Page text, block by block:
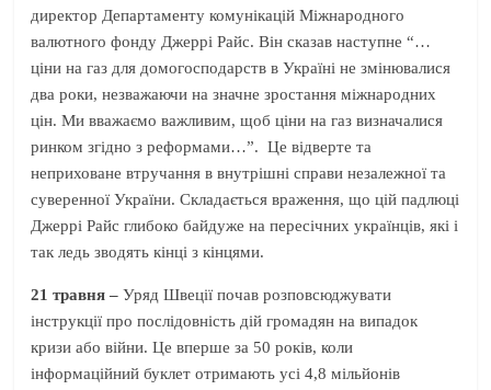
директор Департаменту комунікацій Міжнародного
валютного фонду Джеррі Райс. Він сказав наступне “…
ціни на газ для домогосподарств в Україні не змінювалися
два роки, незважаючи на значне зростання міжнародних
цін. Ми вважаємо важливим, щоб ціни на газ визначалися
ринком згідно з реформами…”. Це відверте та
неприховане втручання в внутрішні справи незалежної та
суверенної України. Складається враження, що цій падлюці
Джеррі Райс глибоко байдуже на пересічних українців, які і
так ледь зводять кінці з кінцями.
21 травня –Уряд Швеції почав розповсюджувати
інструкції про послідовність дій громадян на випадок
кризи або війни. Це вперше за 50 років, коли
інформаційний буклет отримають усі 4,8 мільйонів